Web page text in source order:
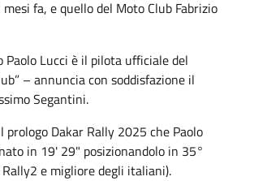
fa, e quello del Moto Club Fabrizio
Paolo Lucci è il pilota ufficiale del
– annuncia con soddisfazione il
Segantini.
prologo Dakar Rally 2025 che Paolo
in 19' 29" posizionandolo in 35°
Rally2 e migliore degli italiani).